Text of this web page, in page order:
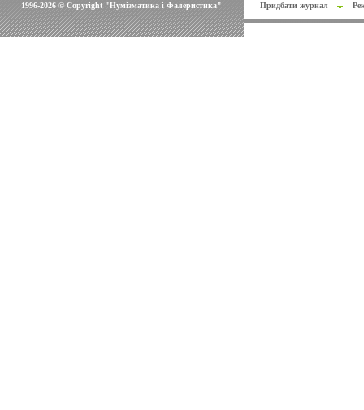
1996-2026 © Copyright "Нумізматика і Фалеристика" Придбати журнал